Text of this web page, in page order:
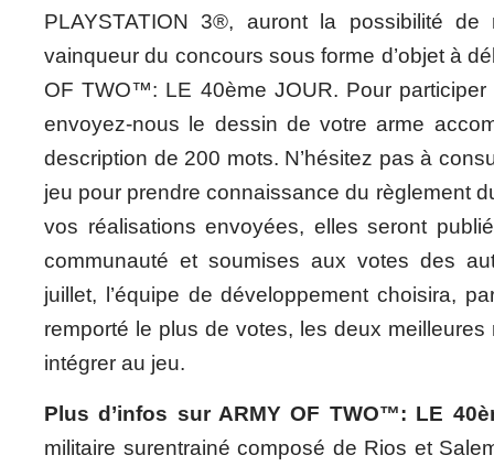
PLAYSTATION 3®, auront la possibilité de
vainqueur du concours sous forme d’objet à
OF TWO™: LE 40ème JOUR. Pour participer
envoyez-nous le dessin de votre arme
description de 200 mots. N’hésitez pas à
jeu pour prendre connaissance du règlement
vos réalisations envoyées, elles seront
communauté et soumises aux votes des
juillet, l’équipe de développement choisira,
remporté le plus de votes, les deux meilleures
intégrer au jeu.
Plus d’infos sur ARMY OF TWO™: LE
militaire surentrainé composé de Rios et